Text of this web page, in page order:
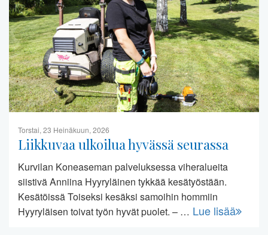
Torstai, 23 Heinäkuun, 2026
Liikkuvaa ulkoilua hyvässä seurassa
Kurvilan Koneaseman palveluksessa viheralueita
siistivä Anniina Hyyryläinen tykkää kesätyöstään.
Kesätöissä Toiseksi kesäksi samoihin hommiin
Hyyryläisen toivat työn hyvät puolet. – … Lue lisää